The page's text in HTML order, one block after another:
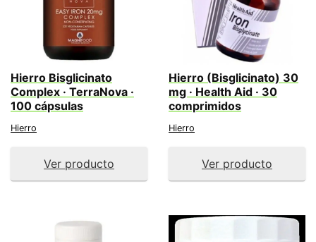
Hierro Bisglicinato
Complex · TerraNova ·
100 cápsulas
Hierro
Ver producto
Hierro (Bisglicinato) 30
mg · Health Aid · 30
comprimidos
Hierro
Ver producto